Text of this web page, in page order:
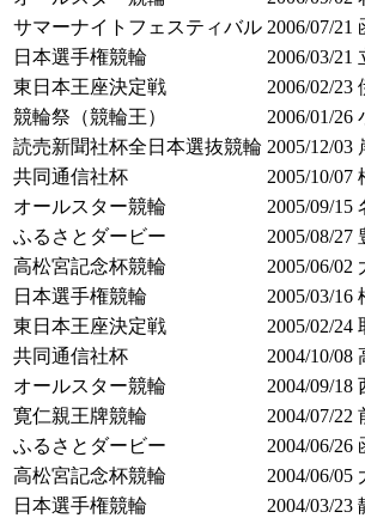
サマーナイトフェスティバル 2006/07/21
日本選手権競輪
2006/03/21
東日本王座決定戦
2006/02/23
競輪祭（競輪王）
2006/01/26
読売新聞社杯全日本選抜競輪 2005/12/03
共同通信社杯
2005/10/07
オールスター競輪
2005/09/15
ふるさとダービー
2005/08/27
高松宮記念杯競輪
2005/06/02
日本選手権競輪
2005/03/16
東日本王座決定戦
2005/02/24
共同通信社杯
2004/10/08
オールスター競輪
2004/09/18
寛仁親王牌競輪
2004/07/22
ふるさとダービー
2004/06/26
高松宮記念杯競輪
2004/06/05
日本選手権競輪
2004/03/23